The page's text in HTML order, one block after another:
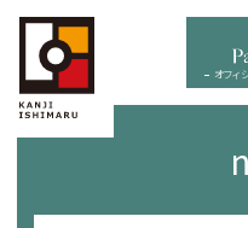
menu オフィ